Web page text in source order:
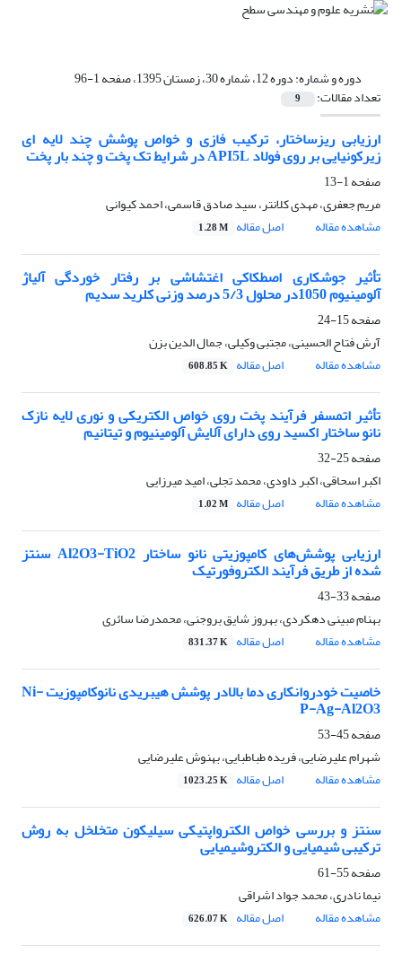
دوره و شماره:دوره 12، شماره 30، زمستان 1395، صفحه 1-96
تعداد مقالات: 9
ارزیابی ریزساختار، ترکیب فازی و خواص پوشش چند لایه ای
زیرکونیایی بر روی فولاد API5L در شرایط تک پخت و چند بار پخت
صفحه1-13
مریم جعفری، مهدی کلانتر، سید صادق قاسمی، احمد کیوانی
مشاهده مقاله
اصل مقاله 1.28 M
تأثیر جوشکاری اصطکاکی اغتشاشی بر رفتار خوردگی آلیاژ
آلومینیوم 1050در محلول 5/3 درصد وزنی کلرید سدیم
صفحه15-24
آرش فتاح الحسینی، مجتبی وکیلی، جمال الدین بزن
مشاهده مقاله
اصل مقاله 608.85 K
تأثیر اتمسفر فرآیند پخت روی خواص الکتریکی و نوری لایه نازک
نانو ساختار اکسید روی دارای آلایش آلومینیوم و تیتانیم
صفحه25-32
اکبر اسحاقی، اکبر داودی، محمد تجلی، امید میرزایی
مشاهده مقاله
اصل مقاله 1.02 M
ارزیابی پوشش‌های کامپوزیتی نانو ساختار Al2O3-TiO2 سنتز
شده از طریق فرآیند الکتروفورتیک
صفحه33-43
بهنام مبینی دهکردی، بهروز شایق بروجنی، محمدرضا سائری
مشاهده مقاله
اصل مقاله 831.37 K
خاصیت خودروانکاری دما بالادر پوشش هیبریدی نانوکامپوزیت Ni-
P-Ag-Al2O3
صفحه45-53
شهرام علیرضایی، فریده طباطبایی، بهنوش علیرضایی
مشاهده مقاله
اصل مقاله 1023.25 K
سنتز و بررسی خواص الکترواپتیکی سیلیکون متخلخل به روش
ترکیبی شیمیایی و الکتروشیمیایی
صفحه55-61
نیما نادری، محمد جواد اشراقی
مشاهده مقاله
اصل مقاله 626.07 K